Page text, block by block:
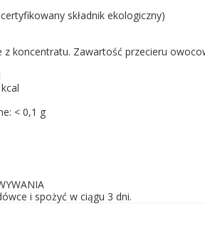
składnik ekologiczny)
z koncentratu. Zawartość przecieru
< 0,1 g
i spożyć w ciągu 3 dni.